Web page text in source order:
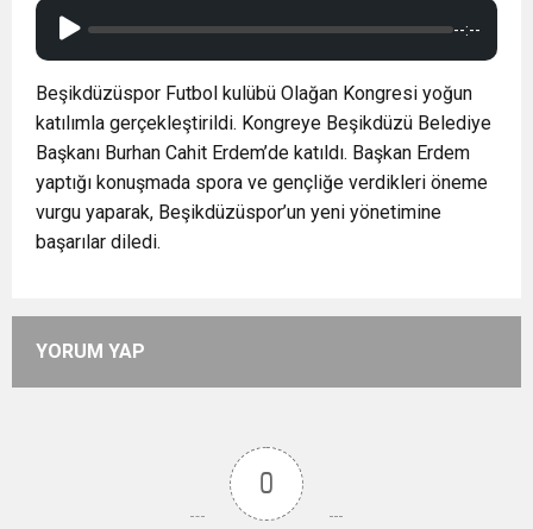
--:--
Beşikdüzüspor Futbol kulübü Olağan Kongresi yoğun
katılımla gerçekleştirildi. Kongreye Beşikdüzü Belediye
Başkanı Burhan Cahit Erdem’de katıldı. Başkan Erdem
yaptığı konuşmada spora ve gençliğe verdikleri öneme
vurgu yaparak, Beşikdüzüspor’un yeni yönetimine
başarılar diledi.
YORUM YAP
0